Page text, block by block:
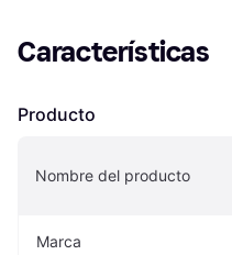
Características
Producto
Nombre del producto
Marca